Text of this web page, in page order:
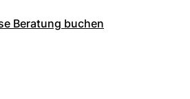
Beratung buchen